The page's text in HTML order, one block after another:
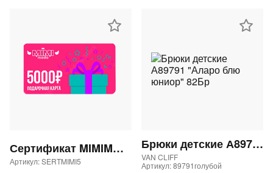
Сертификат MIMIMODA 5000 р.
Артикул: SERTMIMI5
Брюки детские А89791 "Аларо блю юниор" 82Бр
VAN CLIFF
Артикул: 89791голубой